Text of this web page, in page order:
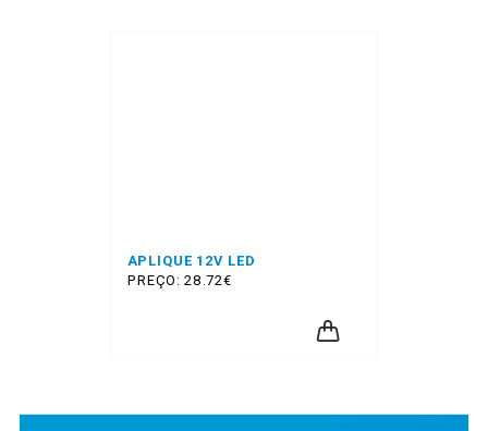
APLIQUE 12V LED
PREÇO: 28.72€